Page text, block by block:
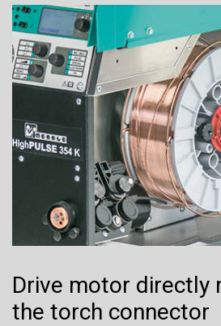
Drive motor directly
the torch connector